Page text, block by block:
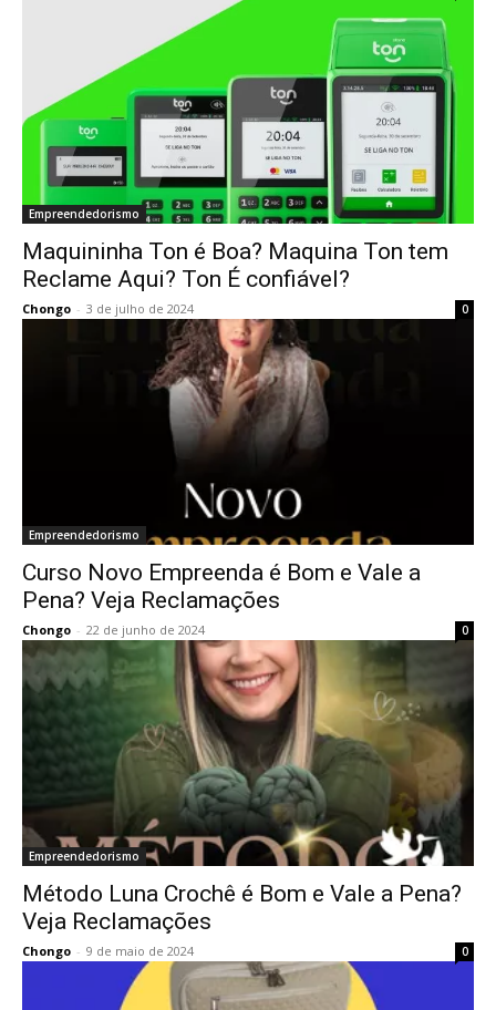
Empreendedorismo
Maquininha Ton é Boa? Maquina Ton tem
Reclame Aqui? Ton É confiável?
Chongo - 3 de julho de 2024 0
Empreendedorismo
Curso Novo Empreenda é Bom e Vale a
Pena? Veja Reclamações
Chongo - 22 de junho de 2024 0
Empreendedorismo
Método Luna Crochê é Bom e Vale a Pena?
Veja Reclamações
Chongo - 9 de maio de 2024 0